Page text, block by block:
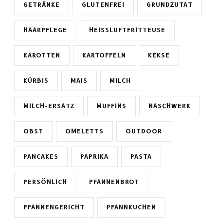
GETRÄNKE GLUTENFREI GRUNDZUTAT
HAARPFLEGE HEISSLUFTFRITTEUSE
KAROTTEN KARTOFFELN KEKSE
KÜRBIS MAIS MILCH
MILCH-ERSATZ MUFFINS NASCHWERK
OBST OMELETTS OUTDOOR
PANCAKES PAPRIKA PASTA
PERSÖNLICH PFANNENBROT
PFANNENGERICHT PFANNKUCHEN